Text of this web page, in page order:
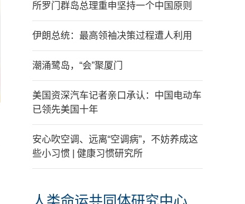
所罗门群岛总理重申坚持一个中国原则
伊朗总统：最高领袖决策过程遭人利用
潮涌鹭岛，“会”聚厦门
美国资深汽车记者亲口承认：中国电动车
已领先美国十年
安心吹空调、远离“空调病”，不妨养成这
些小习惯 | 健康习惯研究所
人类命运共同体研究中心